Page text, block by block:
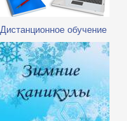
Дистанционное обучение